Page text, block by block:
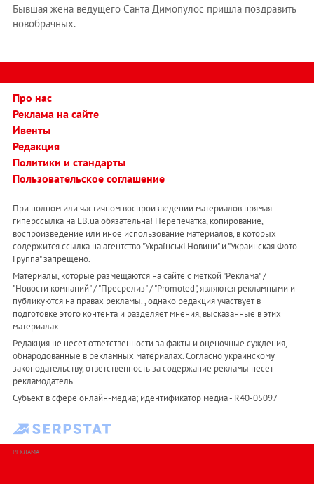
Бывшая жена ведущего Санта Димопулос пришла поздравить
новобрачных.
Про нас
Реклама на сайте
Ивенты
Редакция
Политики и стандарты
Пользовательское соглашение
При полном или частичном воспроизведении материалов прямая
гиперссылка на LB.ua обязательна! Перепечатка, копирование,
воспроизведение или иное использование материалов, в которых
содержится ссылка на агентство "Українськi Новини" и "Украинская Фото
Группа" запрещено.
Материалы, которые размещаются на сайте с меткой "Реклама" /
"Новости компаний" / "Пресрелиз" / "Promoted", являются рекламными и
публикуются на правах рекламы. , однако редакция участвует в
подготовке этого контента и разделяет мнения, высказанные в этих
материалах.
Редакция не несет ответственности за факты и оценочные суждения,
обнародованные в рекламных материалах. Согласно украинскому
законодательству, ответственность за содержание рекламы несет
рекламодатель.
Субъект в сфере онлайн-медиа; идентификатор медиа - R40-05097
РЕКЛАМА